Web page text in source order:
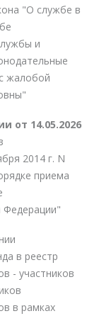
"О службе в
и
жалобой
от 14.05.2026
2014 г. N
приема
Федерации"
в реестр
- участников
в рамках